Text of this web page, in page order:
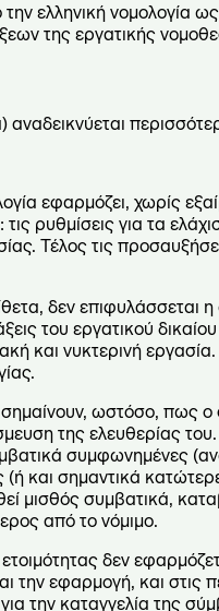
την ελληνική νομολογία
της εργατικής
εφαρμόζει, χωρίς
ρυθμίσεις για τα
Τέλος τις
δεν επιφυλάσσεται
του εργατικού
και νυκτερινή
ωστόσο, πως
της ελευθερίας
συμφωνημένες
και σημαντικά
μισθός συμβατικά,
από το νόμιμο.
δεν
εφαρμογή, και στις
την καταγγελία της